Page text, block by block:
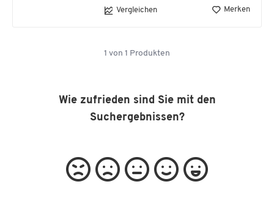
Vergleichen Merken
1 von 1 Produkten
Wie zufrieden sind Sie mit den
Suchergebnissen?